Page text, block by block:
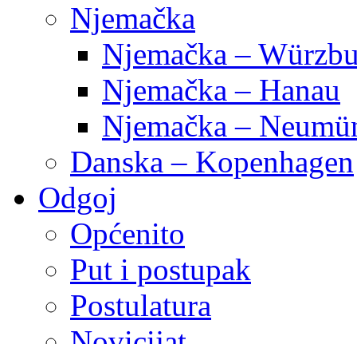
Njemačka
Njemačka –
Njemačka – Hanau
Njemačka –
Danska – Kopenhagen
Odgoj
Općenito
Put i postupak
Postulatura